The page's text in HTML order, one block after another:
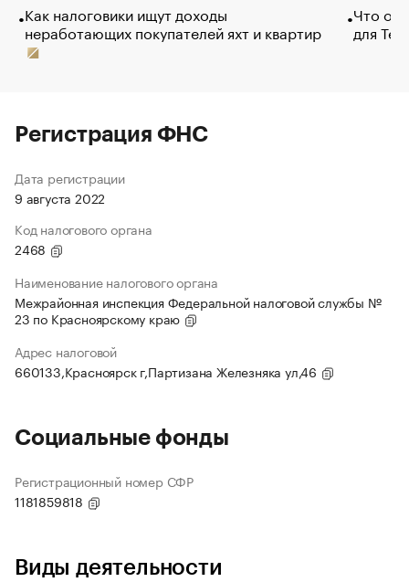
Как налоговики ищут доходы
неработающих покупателей яхт и квартир
Что
для
Регистрация ФНС
Дата регистрации
9 августа 2022
Код налогового органа
2468
Наименование налогового органа
Межрайонная инспекция Федеральной налоговой службы №
23 по Красноярскому краю
Адрес налоговой
660133,Красноярск г,Партизана Железняка ул,46
Социальные фонды
Регистрационный номер СФР
1181859818
Виды деятельности